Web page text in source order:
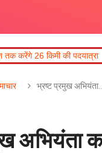
पूरे साल होगी आदि
भ्रष्ट प्रमुख अभियंता…
अभियंता